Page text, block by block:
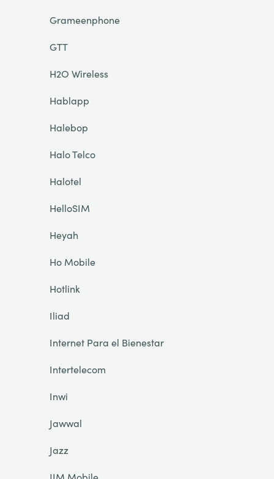
Grameenphone
GTT
H2O Wireless
Hablapp
Halebop
Halo Telco
Halotel
HelloSIM
Heyah
Ho Mobile
Hotlink
Iliad
Internet Para el Bienestar
Intertelecom
Inwi
Jawwal
Jazz